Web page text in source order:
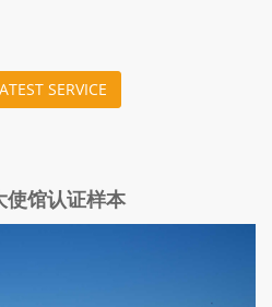
SERVICE
使馆认证样本